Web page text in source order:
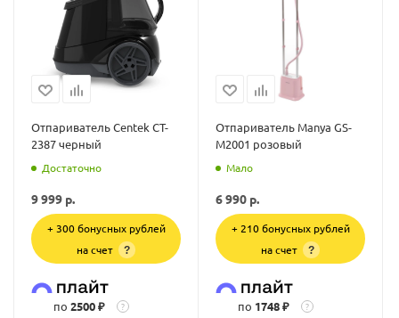
Отпариватель Centek CT-
2387 черный
Достаточно
9 999 р.
+ 300 бонусных рублей
на счет
?
по 2500 ₽ ?
Отпариватель Manya GS-
M2001 розовый
Мало
6 990 р.
+ 210 бонусных рублей
на счет
?
по 1748 ₽ ?